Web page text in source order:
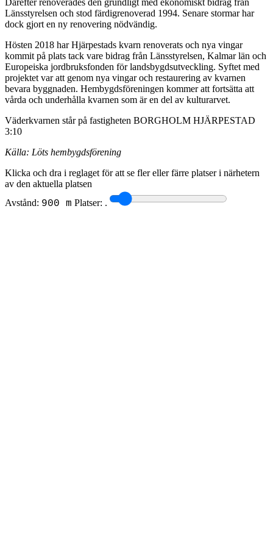
Länsstyrelsen och stod färdigrenoverad 1994. Senare stormar har
dock gjort en ny renovering nödvändig.
Hösten 2018 har Hjärpestads kvarn renoverats och nya vingar
kommit på plats tack vare bidrag från Länsstyrelsen, Kalmar län och
Europeiska jordbruksfonden för landsbygdsutveckling. Syftet med
projektet var att genom nya vingar och restaurering av kvarnen
bevara byggnaden. Hembygdsföreningen kommer att fortsätta att
vårda och underhålla kvarnen som är en del av kulturarvet.
Väderkvarnen står på fastigheten BORGHOLM HJÄRPESTAD
3:10
Källa: Löts hembygdsförening
Klicka och dra i reglaget för att se fler eller färre platser i närhetern
av den aktuella platsen
Avstånd: 900 m Platser: .